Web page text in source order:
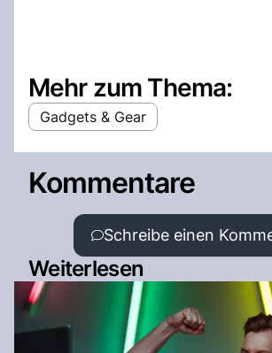
Mehr zum Thema:
Gadgets & Gear
Kommentare
Schreibe einen
Weiterlesen